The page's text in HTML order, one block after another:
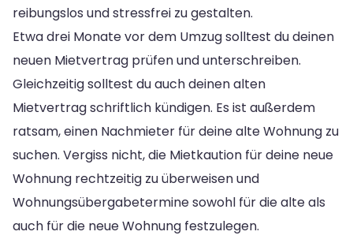
reibungslos und stressfrei zu gestalten.
Etwa drei Monate vor dem Umzug solltest du deinen
neuen Mietvertrag prüfen und unterschreiben.
Gleichzeitig solltest du auch deinen alten
Mietvertrag schriftlich kündigen. Es ist außerdem
ratsam, einen Nachmieter für deine alte Wohnung zu
suchen. Vergiss nicht, die Mietkaution für deine neue
Wohnung rechtzeitig zu überweisen und
Wohnungsübergabetermine sowohl für die alte als
auch für die neue Wohnung festzulegen.